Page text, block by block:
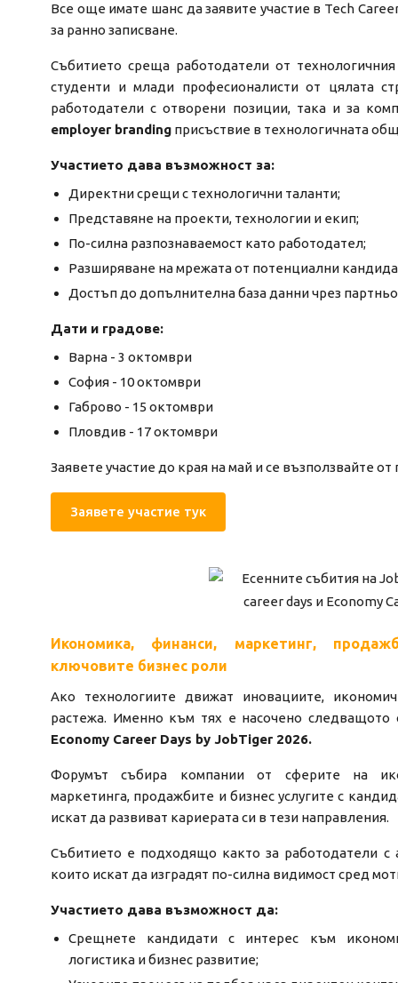
Все още имате шанс да заявите участие в Tech
за ранно записване.
Събитието среща работодатели от
студенти и млади професионалисти от цялата
работодатели с отворени позиции, така и за
employer branding присъствие в технологичната
Участието дава възможност за:
Директни срещи с технологични таланти;
Представяне на проекти, технологии и екип;
По-силна разпознаваемост като работодател;
Разширяване на мрежата от потенциални
Достъп до допълнителна база данни чрез
Дати и градове:
Варна - 3 октомври
София - 10 октомври
Габрово - 15 октомври
Пловдив - 17 октомври
Заявете участие до края на май и се възползвайте
Заявете участие тук
Икономика, финанси, маркетинг,
ключовите бизнес роли
Ако технологиите движат иновациите,
растежа. Именно към тях е насочено
Economy Career Days by JobTiger 2026.
Форумът събира компании от сферите на
маркетинга, продажбите и бизнес услугите с
искат да развиват кариерата си в тези направления.
Събитието е подходящо както за работодатели с
които искат да изградят по-силна видимост сред
Участието дава възможност да:
Срещнете кандидати с интерес към
логистика и бизнес развитие;